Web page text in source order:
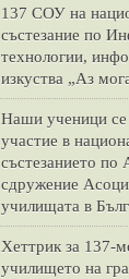
137 СОУ на
състезание по
технологии,
изкуства „Аз
Наши ученици се
участие в
състезанието по
сдружение
училищата в
Хеттрик за 137-
училището на